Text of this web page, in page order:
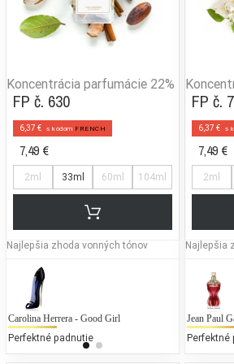
Koncentrácia parfumácie 22%
FP č. 630
6,37 € s kódom FRENCH
7,49 €
2ml 33ml 60ml 104ml
Najlepšia zhoda vonných tónov
Carolina Herrera - Good Girl
Perfektné padnutie
Tom Ford -
25 %
FP č.
6,37 € s
7,49 €
2ml
Najlepšia
Jean Paul
Perfektné